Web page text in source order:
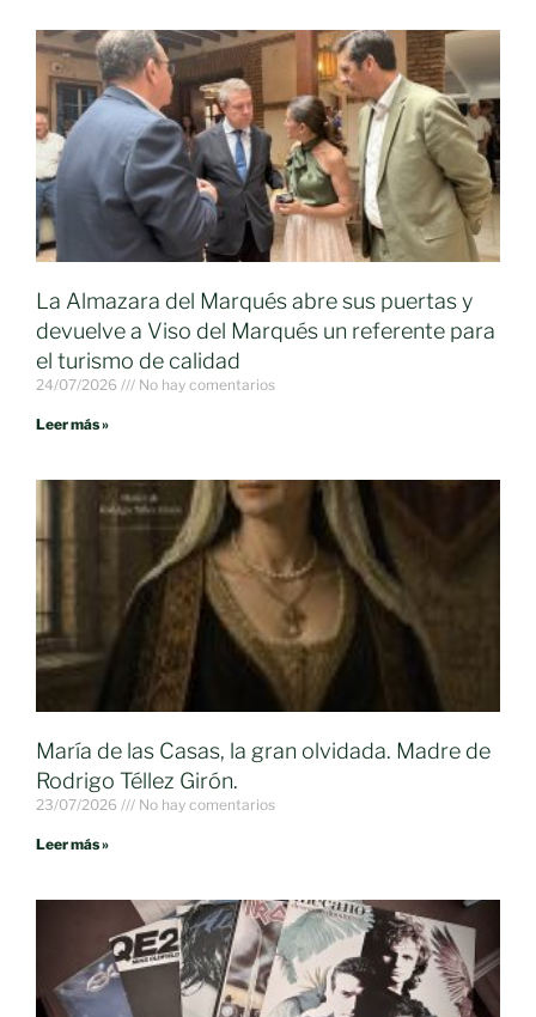
La Almazara del Marqués abre sus puertas y
devuelve a Viso del Marqués un referente para
el turismo de calidad
24/07/2026 No hay comentarios
Leer más »
María de las Casas, la gran olvidada. Madre de
Rodrigo Téllez Girón.
23/07/2026 No hay comentarios
Leer más »